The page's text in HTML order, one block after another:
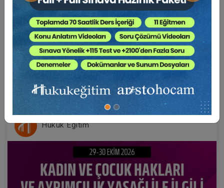
22-23-24 Ekim 2026
VII. BORÇLAR HUKUKU KONGRESİ (Erken Kayıt
İndirimli)
1000 TL
750 TL Sepete Ekle
Hukuk Eğitim